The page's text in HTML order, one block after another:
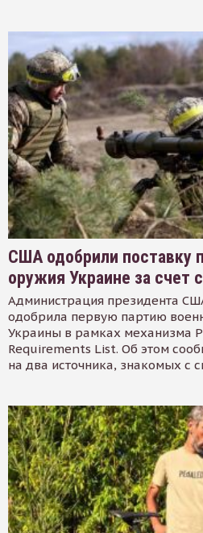
США одобрили поставку
оружия Украине за счет
Администрация президента
одобрила первую партию
Украины в рамках механизма
Requirements List. Об этом
на два источника, знакомых с